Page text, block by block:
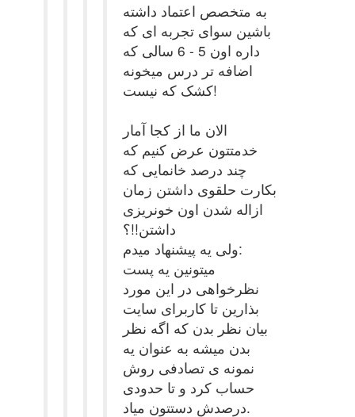
به متخصص اعتماد داشته
باشین سوای تجربه ای که
داره اون 5 - 6 سالی که
اضافه تر درس میخونه
کشک که نیست!
الان ما از کجا آمار
خدمتتون عرض کنیم که
چند درصد خانمایی که
بکارت حلقوی داشتن زمان
ازاله شدن اون خونریزی
داشتن!!؟
ولی یه پیشنهاد میدم:
میتونین یه پست
نظرخواهی در این مورد
بذارین تا کاربرای سایت
بیان نظر بدن که اگه نظر
بدن میشه به عنوان یه
نمونه ی تصادفی روش
حساب کرد و تا حدودی
درصدش دستتون میاد.